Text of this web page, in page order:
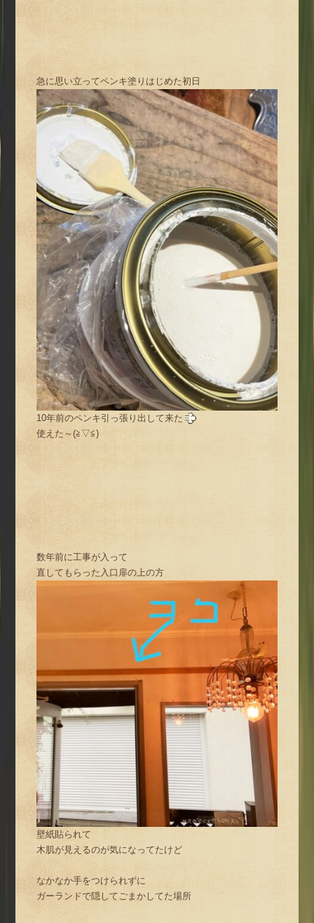
急に思い立ってペンキ塗りはじめた初日
10年前のペンキ引っ張り出して来た
使えた～(≧▽≦)
数年前に工事が入って
直してもらった入口扉の上の方
壁紙貼られて
木肌が見えるのが気になってたけど
なかなか手をつけられずに
ガーランドで隠してごまかしてた場所